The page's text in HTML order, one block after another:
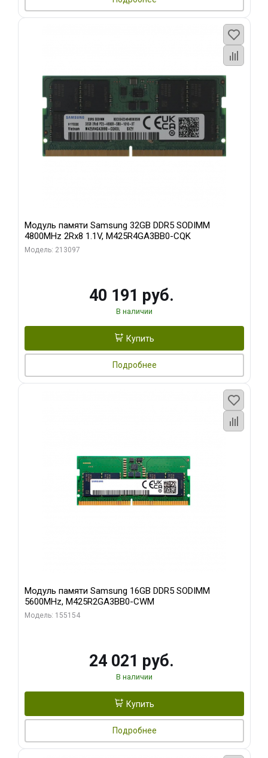
Модуль памяти Samsung 32GB DDR5 SODIMM
4800MHz 2Rx8 1.1V, M425R4GA3BB0-CQK
Модель: 213097
40 191 руб.
В наличии
Купить
Подробнее
Модуль памяти Samsung 16GB DDR5 SODIMM
5600MHz, M425R2GA3BB0-CWM
Модель: 155154
24 021 руб.
В наличии
Купить
Подробнее